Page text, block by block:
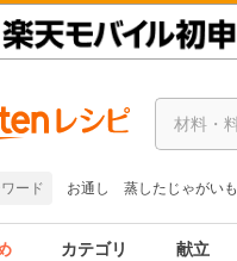
ード お通し 蒸したじゃがいも
カテゴリ 献立